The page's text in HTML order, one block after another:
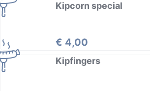
Kipcorn special
€ 4,00
Kipfingers